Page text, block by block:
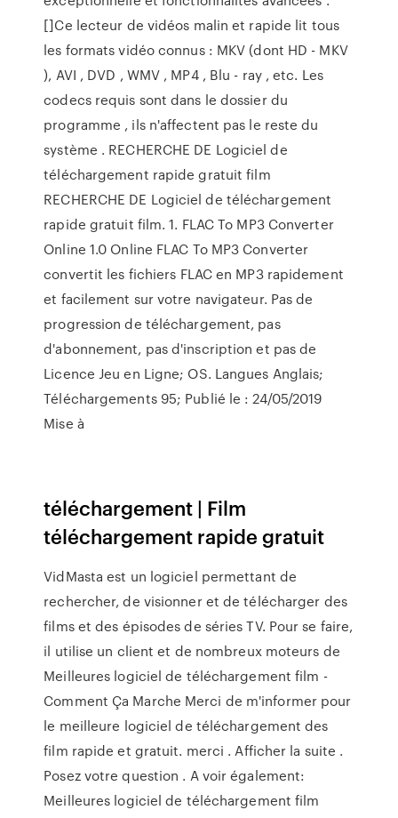
[]Ce lecteur de vidéos malin et rapide lit tous
les formats vidéo connus : MKV (dont HD - MKV
), AVI , DVD , WMV , MP4 , Blu - ray , etc. Les
codecs requis sont dans le dossier du
programme , ils n'affectent pas le reste du
système . RECHERCHE DE Logiciel de
téléchargement rapide gratuit film
RECHERCHE DE Logiciel de téléchargement
rapide gratuit film. 1. FLAC To MP3 Converter
Online 1.0 Online FLAC To MP3 Converter
convertit les fichiers FLAC en MP3 rapidement
et facilement sur votre navigateur. Pas de
progression de téléchargement, pas
d'abonnement, pas d'inscription et pas de
Licence Jeu en Ligne; OS. Langues Anglais;
Téléchargements 95; Publié le : 24/05/2019
Mise à
téléchargement | Film
téléchargement rapide gratuit
VidMasta est un logiciel permettant de
rechercher, de visionner et de télécharger des
films et des épisodes de séries TV. Pour se faire,
il utilise un client et de nombreux moteurs de
Meilleures logiciel de téléchargement film -
Comment Ça Marche Merci de m'informer pour
le meilleure logiciel de téléchargement des
film rapide et gratuit. merci . Afficher la suite .
Posez votre question . A voir également:
Meilleures logiciel de téléchargement film